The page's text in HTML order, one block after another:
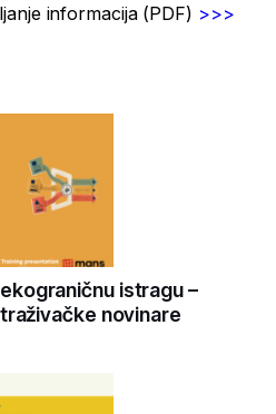
informacija (PDF) >>>
istragu –
novinare